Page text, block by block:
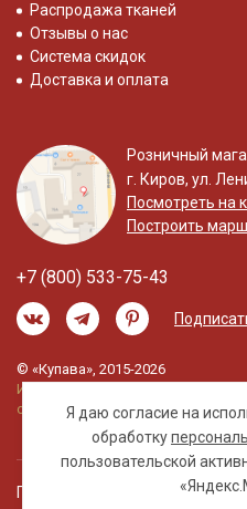
Я даю согласие на
обработку
пользовательской
Распродажа тканей
Отзывы о нас
Система скидок
Доставка и оплата
Розничный
г. Киров, ул.
Посмотреть на
Построить
+7 (800) 533-75-43
© «Купава», 2015-2026
Информация на сайте не является
офертой.
Правовая информация